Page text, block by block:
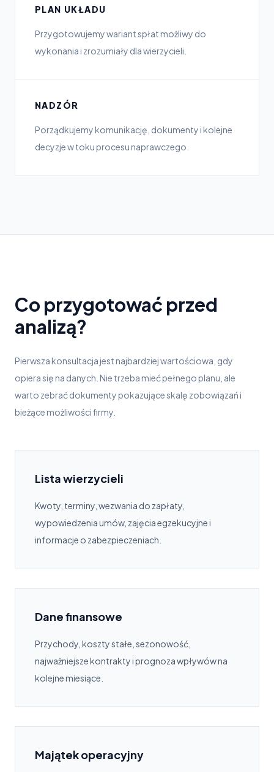
PLAN UKŁADU
Przygotowujemy wariant spłat możliwy do
wykonania i zrozumiały dla wierzycieli.
NADZÓR
Porządkujemy komunikację, dokumenty i kolejne
decyzje w toku procesu naprawczego.
Co przygotować przed
analizą?
Pierwsza konsultacja jest najbardziej wartościowa, gdy
opiera się na danych. Nie trzeba mieć pełnego planu, ale
warto zebrać dokumenty pokazujące skalę zobowiązań i
bieżące możliwości firmy.
Lista wierzycieli
Kwoty, terminy, wezwania do zapłaty,
wypowiedzenia umów, zajęcia egzekucyjne i
informacje o zabezpieczeniach.
Dane finansowe
Przychody, koszty stałe, sezonowość,
najważniejsze kontrakty i prognoza wpływów na
kolejne miesiące.
Majątek operacyjny